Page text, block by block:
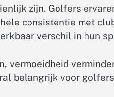
zijn. Golfers
consistentie met
verschil in hun
vermoeidheid
belangrijk voor